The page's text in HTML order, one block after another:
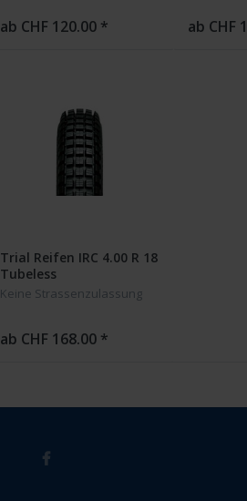
ab CHF 120.00 * ab CHF
Trial Reifen IRC 4.00 R 18
Tubeless
Keine Strassenzulassung
ab CHF 168.00 *